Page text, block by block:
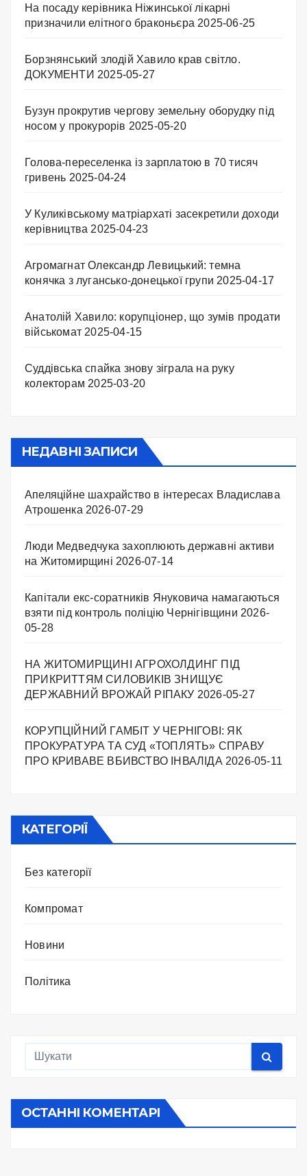
На посаду керівника Ніжинської лікарні
призначили елітного браконьєра 2025-06-25
Борзнянський злодій Хавило крав світло.
ДОКУМЕНТИ 2025-05-27
Бузун прокрутив чергову земельну оборудку під
носом у прокурорів 2025-05-20
Голова-переселенка із зарплатою в 70 тисяч
гривень 2025-04-24
У Куликівському матріархаті засекретили доходи
керівництва 2025-04-23
Агромагнат Олександр Левицький: темна
конячка з лугансько-донецької групи 2025-04-17
Анатолій Хавило: корупціонер, що зумів продати
військомат 2025-04-15
Суддівська спайка знову зіграла на руку
колекторам 2025-03-20
НЕДАВНІ ЗАПИСИ
Апеляційне шахрайство в інтересах Владислава
Атрошенка 2026-07-29
Люди Медведчука захоплюють державні активи
на Житомирщині 2026-07-14
Капітали екс-соратників Януковича намагаються
взяти під контроль поліцію Чернігівщини 2026-
05-28
НА ЖИТОМИРЩИНІ АГРОХОЛДИНГ ПІД
ПРИКРИТТЯМ СИЛОВИКІВ ЗНИЩУЄ
ДЕРЖАВНИЙ ВРОЖАЙ РІПАКУ ​ 2026-05-27
КОРУПЦІЙНИЙ ГАМБІТ У ЧЕРНІГОВІ: ЯК
ПРОКУРАТУРА ТА СУД «ТОПЛЯТЬ» СПРАВУ
ПРО КРИВАВЕ ВБИВСТВО ІНВАЛІДА 2026-05-11
КАТЕГОРІЇ
Без категорії
Компромат
Новини
Політика
ОСТАННІ КОМЕНТАРІ